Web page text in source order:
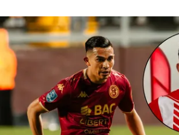
Fútbol Centroamérica,
una compañía
Todos los derechos